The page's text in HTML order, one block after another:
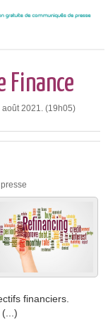
Finance
2021. (19h05)
financiers.
(...)